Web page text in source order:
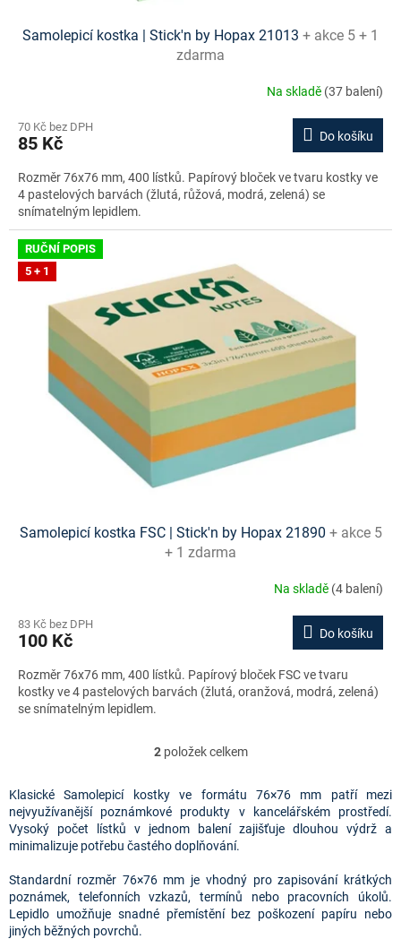
Samolepicí kostka | Stick'n by Hopax 21013 + akce 5 + 1
zdarma
Na skladě (37 balení)
70 Kč bez DPH
85 Kč Do košíku
Rozměr 76x76 mm, 400 lístků. Papírový bloček ve tvaru kostky ve
4 pastelových barvách (žlutá, růžová, modrá, zelená) se
snímatelným lepidlem.
RUČNÍ POPIS
5 + 1
Samolepicí kostka FSC | Stick'n by Hopax 21890 + akce 5
+ 1 zdarma
Na skladě (4 balení)
83 Kč bez DPH
100 Kč Do košíku
Rozměr 76x76 mm, 400 lístků. Papírový bloček FSC ve tvaru
kostky ve 4 pastelových barvách (žlutá, oranžová, modrá, zelená)
se snímatelným lepidlem.
O
l
á
d
a
í
p
r
2položek celkem
Klasické Samolepicí kostky ve formátu 76×76 mm patří mezi
nejvyužívanější poznámkové produkty v kancelářském prostředí.
Vysoký počet lístků v jednom balení zajišťuje dlouhou výdrž a
minimalizuje potřebu častého doplňování.
Standardní rozměr 76×76 mm je vhodný pro zapisování krátkých
poznámek, telefonních vzkazů, termínů nebo pracovních úkolů.
Lepidlo umožňuje snadné přemístění bez poškození papíru nebo
jiných běžných povrchů.